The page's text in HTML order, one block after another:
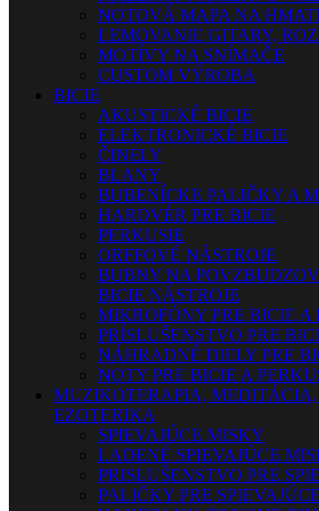
NOTOVÁ MAPA NA
LEMOVANIE GITARY,
MOTÍVY NA SNÍMAČE
CUSTOM VÝROBA
BICIE
AKUSTICKÉ BICIE
ELEKTRONICKÉ BICIE
ČINELY
BLANY
BUBENÍCKE PALIČKY A
HARDVÉR PRE BICIE
PERKUSIE
ORFFOVÉ NÁSTROJE
BUBNY NA
BICIE NÁSTROJE
MIKROFÓNY PRE BICIE A
PRÍSLUŠENSTVO PRE
NÁHRADNÉ DIELY PRE
NOTY PRE BICIE A
MUZIKOTERAPIA, MEDITÁCIA,
EZOTERIKA
SPIEVAJÚCE MISKY
LADENÉ SPIEVAJÚCE
PRISLUŠENSTVO PRE
PALIČKY PRE